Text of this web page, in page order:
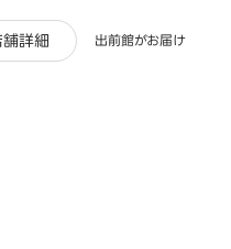
ビュー
詳細 出前館がお届け